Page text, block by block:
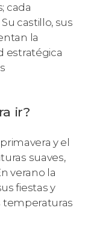
cada
castillo, sus
la
estratégica
ir?
y el
suaves,
verano la
fiestas y
temperaturas